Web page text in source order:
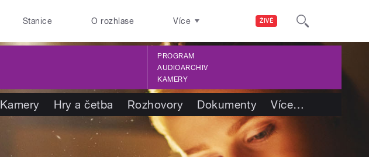
ŽIVĚ
Stanice O rozhlase Více
PROGRAM
AUDIOARCHIV
KAMERY
Kamery Hry a četba Rozhovory Dokumenty Více…